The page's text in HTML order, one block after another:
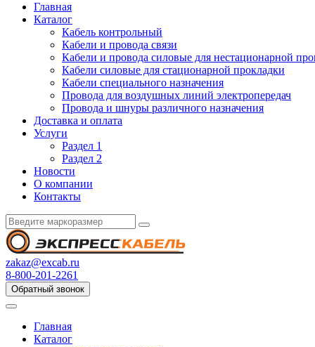
Главная
Каталог
Кабель контрольный
Кабели и провода связи
Кабели и провода силовые для нестационарной
Кабели силовые для стационарной прокладки
Кабели специального назначения
Провода для воздушных линий электропередач
Провода и шнуры различного назначения
Доставка и оплата
Услуги
Раздел 1
Раздел 2
Новости
О компании
Контакты
zakaz@excab.ru
8-800-201-2261
Обратный звонок
Главная
Каталог